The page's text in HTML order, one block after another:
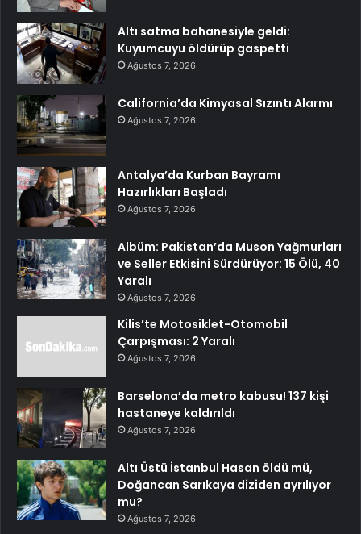
Altı satma bahanesiyle geldi:
Kuyumcuyu öldürüp gaspetti
Ağustos 7, 2026
California’da Kimyasal Sızıntı Alarmı
Ağustos 7, 2026
Antalya’da Kurban Bayramı
Hazırlıkları Başladı
Ağustos 7, 2026
Albüm: Pakistan’da Muson Yağmurları
ve Seller Etkisini Sürdürüyor: 15 Ölü, 40
Yaralı
Ağustos 7, 2026
Kilis’te Motosiklet-Otomobil
Çarpışması: 2 Yaralı
Ağustos 7, 2026
Barselona’da metro kabusu! 137 kişi
hastaneye kaldırıldı
Ağustos 7, 2026
Altı Üstü İstanbul Hasan öldü mü,
Doğancan Sarıkaya diziden ayrılıyor
mu?
Ağustos 7, 2026